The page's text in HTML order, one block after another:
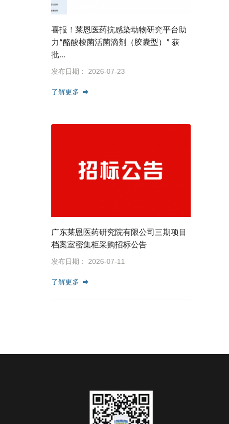
喜报！莱恩医药抗感染动物研究平台助
力“酪酸梭菌活菌滴剂（胶囊型）” 获
批...
发布日期： 2026-07-23
了解更多
广东莱恩医药研究院有限公司三期项目
档案室密集柜采购招标公告
发布日期： 2026-07-11
了解更多